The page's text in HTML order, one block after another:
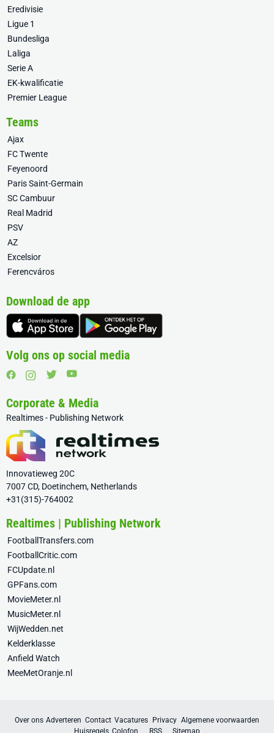
Eredivisie
Ligue 1
Bundesliga
Laliga
Serie A
EK-kwalificatie
Premier League
Teams
Ajax
FC Twente
Feyenoord
Paris Saint-Germain
SC Cambuur
Real Madrid
PSV
AZ
Excelsior
Ferencváros
Download de app
Volg ons op social media
Corporate & Media
Realtimes - Publishing Network
Innovatieweg 20C
7007 CD, Doetinchem, Netherlands
+31(315)-764002
Realtimes | Publishing Network
FootballTransfers.com
FootballCritic.com
FCUpdate.nl
GPFans.com
MovieMeter.nl
MusicMeter.nl
WijWedden.net
Kelderklasse
Anfield Watch
MeeMetOranje.nl
Over ons Adverteren Contact Vacatures Privacy Algemene voorwaarden
Huisregels Colofon RSS Sitemap